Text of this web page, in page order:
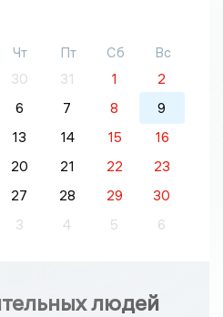
Чт Пт Сб
Вс
30 31 1
2
6 7 8
9
13 14 15
16
20 21 22
23
27 28 29
30
3 4 5 6
людей